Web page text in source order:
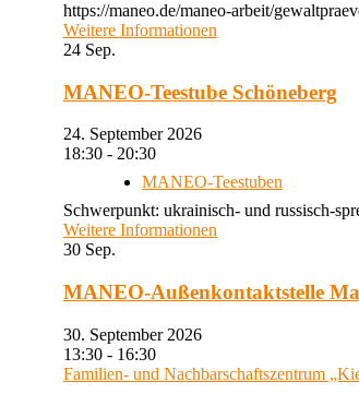
https://maneo.de/maneo-arbeit/
Weitere Informationen
24 Sep.
MANEO-Teestube Schöneberg
24. September 2026
18:30 - 20:30
MANEO-Teestuben
Schwerpunkt: ukrainisch- und russisch-
Weitere Informationen
30 Sep.
MANEO-Außenkontaktstelle
30. September 2026
13:30 - 16:30
Familien- und Nachbarschaftszentrum